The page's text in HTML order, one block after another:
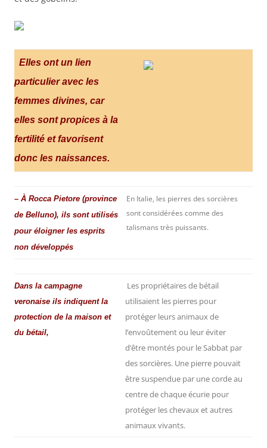
Elles ont un lien
particulier avec les
femmes divines, car
elles sont propices à la
fertilité et favorisent
donc les naissances.
– À Rocca Pietore (province
de Belluno), ils sont utilisés
pour éloigner les esprits
non développés
En Italie, les pierres des sorcières
sont considérées comme des
talismans très puissants.
Dans la campagne
veronaise ils indiquent la
protection de la maison et
du bétail,
Les propriétaires de bétail
utilisaient les pierres pour
protéger leurs animaux de
l’envoûtement ou leur éviter
d’être montés pour le Sabbat par
des sorcières. Une pierre pouvait
être suspendue par une corde au
centre de chaque écurie pour
protéger les chevaux et autres
animaux vivants.